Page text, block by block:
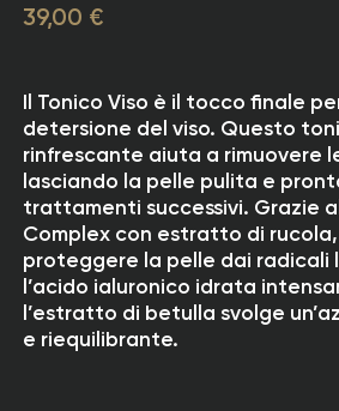
39,00 €
Il Tonico Viso è il tocco finale
detersione del viso. Questo
rinfrescante aiuta a rimuovere
lasciando la pelle pulita e
trattamenti successivi. Grazie
Complex con estratto di
proteggere la pelle dai radicali
l’acido ialuronico idrata
l’estratto di betulla svolge
e riequilibrante.